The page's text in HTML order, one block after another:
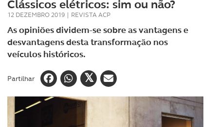
Clássicos elétricos: sim ou não?
12 DEZEMBRO 2019 | REVISTA ACP
As opiniões dividem-se sobre as vantagens e
desvantagens desta transformação nos
veículos históricos.
Partilhar